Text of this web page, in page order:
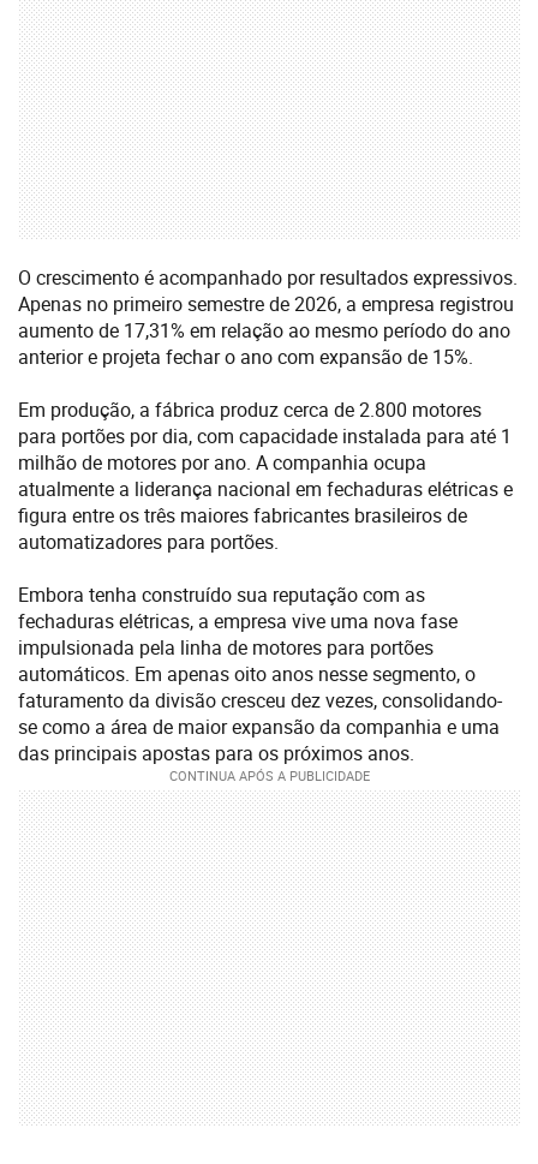
O crescimento é acompanhado por resultados expressivos.
Apenas no primeiro semestre de 2026, a empresa registrou
aumento de 17,31% em relação ao mesmo período do ano
anterior e projeta fechar o ano com expansão de 15%.
Em produção, a fábrica produz cerca de 2.800 motores
para portões por dia, com capacidade instalada para até 1
milhão de motores por ano. A companhia ocupa
atualmente a liderança nacional em fechaduras elétricas e
figura entre os três maiores fabricantes brasileiros de
automatizadores para portões.
Embora tenha construído sua reputação com as
fechaduras elétricas, a empresa vive uma nova fase
impulsionada pela linha de motores para portões
automáticos. Em apenas oito anos nesse segmento, o
faturamento da divisão cresceu dez vezes, consolidando-
se como a área de maior expansão da companhia e uma
das principais apostas para os próximos anos.